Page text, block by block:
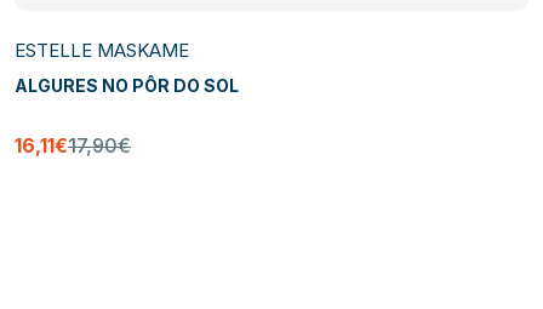
ESTELLE MASKAME
ALGURES NO PÔR DO SOL
16,11€17,90€